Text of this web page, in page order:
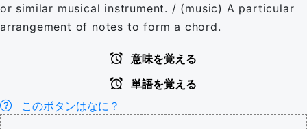
or similar musical instrument. / (music) A particular
arrangement of notes to form a chord.
意味を覚える
単語を覚える
このボタンはなに？